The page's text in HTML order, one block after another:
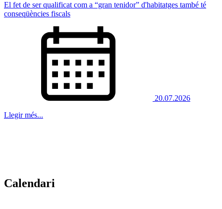
El fet de ser qualificat com a “gran tenidor” d'habitatges també té
conseqüències fiscals
20.07.2026
Llegir més...
Calendari